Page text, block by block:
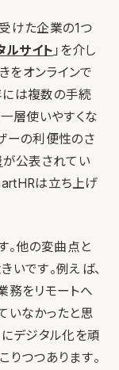
けた企業の1つ
サイト 」を介し
をオンラインで
には複数の手続
層使いやすくな
ーの利便性のさ
が公表されてい
は立ち上げ
。他の変曲点と
いです。例えば、
務をリモートへ
いなかったと思
にデジタル化を頑
りつつあります。